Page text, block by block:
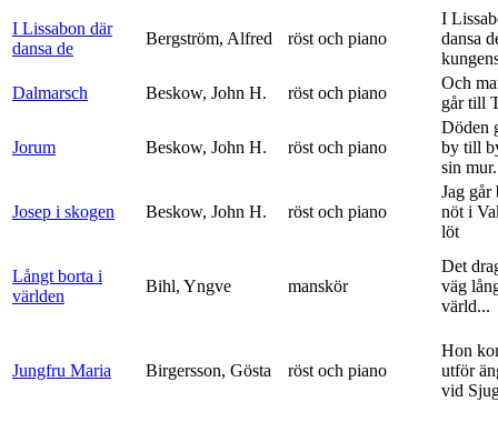
I Lissabon där
dansa de
Bergström, Alfred röst och piano
I
dansa
Dalmarsch
Beskow, John H. röst och piano
Och
går till
Jorum Beskow, John H. röst och piano
Döden
by till
sin
Josep i skogen Beskow, John H. röst och piano
Jag går
nöt i
löt
Långt borta i
världen
Bihl, Yngve manskör
Det
väg
värld...
Jungfru Maria Birgersson, Gösta röst och piano
Hon
utför
vid